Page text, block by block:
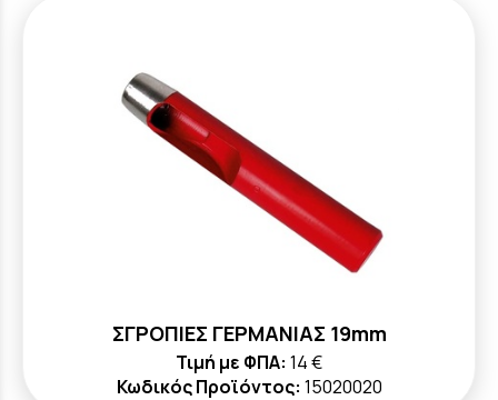
ΣΓΡΟΠΙΕΣ ΓΕΡΜΑΝΙΑΣ 19mm
Τιμή με ΦΠΑ: 14 €
Κωδικός Προϊόντος: 15020020